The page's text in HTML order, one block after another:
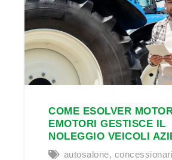
COME ESOLVER
EMOTORI GESTISCE IL
NOLEGGIO VEICOLI
autosalone,